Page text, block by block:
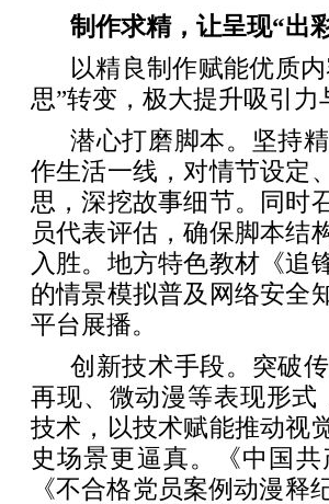
制作求精，让呈现“出
以精良制作赋能优质
思”转变，极大提升吸引力
潜心打磨脚本。坚持
作生活一线，对情节设定
思，深挖故事细节。同时
员代表评估，确保脚本结
入胜。地方特色教材《追
的情景模拟普及网络安全
平台展播。
创新技术手段。突破
再现、微动漫等表现形
技术，以技术赋能推动视
史场景更逼真。《中国
《不合格党员案例动漫